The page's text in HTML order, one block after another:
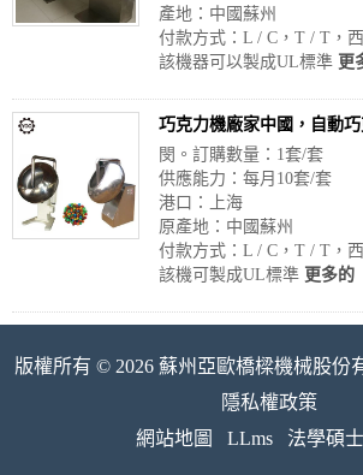
產地：中國蘇州
付款方式：L / C，T / T，
該機器可以製成UL標準 更
巧克力機廠家中國，自動
閔。訂購數量：1套/套
供應能力：每月10套/套
港口：上海
原產地：中國蘇州
付款方式：L / C，T / T，
該機可製成UL標準 更多的
版權所有 © 2026 蘇州亞歐橋樑機械股份
隱私權政策
網站地圖
LLms 法學碩